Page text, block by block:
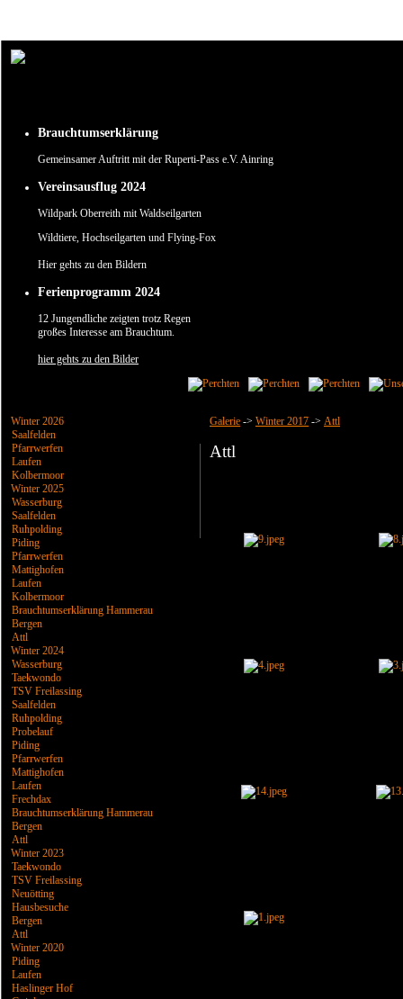
Brauchtumserklärung
Gemeinsamer Auftritt mit der Ruperti-Pass e.V. Ainring
Vereinsausflug 2024
Wildpark Oberreith mit Waldseilgarten
Wildtiere, Hochseilgarten und Flying-Fox
Hier gehts zu den Bildern
Ferienprogramm 2024
12 Jungendliche zeigten trotz Regen
großes Interesse am Brauchtum.
hier gehts zu den Bilder
Winter 2026
Saalfelden
Pfarrwerfen
Laufen
Kolbermoor
Winter 2025
Wasserburg
Saalfelden
Ruhpolding
Piding
Pfarrwerfen
Mattighofen
Laufen
Kolbermoor
Brauchtumserklärung Hammerau
Bergen
Attl
Winter 2024
Wasserburg
Taekwondo
TSV Freilassing
Saalfelden
Ruhpolding
Probelauf
Piding
Pfarrwerfen
Mattighofen
Laufen
Frechdax
Brauchtumserklärung Hammerau
Bergen
Attl
Winter 2023
Taekwondo
TSV Freilassing
Neuötting
Hausbesuche
Bergen
Attl
Winter 2020
Piding
Laufen
Haslinger Hof
Galerie -> Winter 2017 -> Attl
Attl